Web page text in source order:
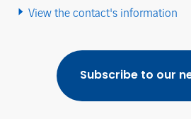
View the contact's information
Subscribe to our